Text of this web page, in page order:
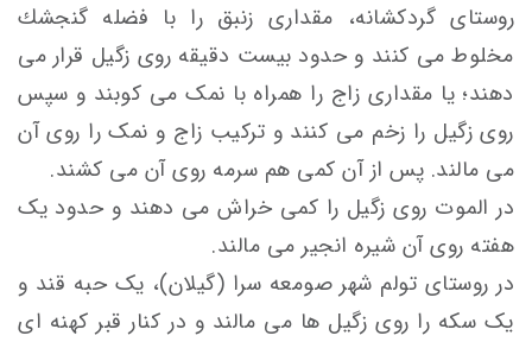
روستای گردكشانه، مقداری زنبق را با فضله گنجشك
مخلوط می کنند و حدود بيست دقيقه روی زگيل قرار می
دهند؛ یا مقداری زاج را همراه با نمک می كوبند و سپس
روی زگيل را زخم می کنند و ترکیب زاج و نمک را روی آن
می مالند. پس از آن كمی هم سرمه روی آن می كشند.
در الموت روی زگیل را کمی خراش می دهند و حدود یک
هفته روی آن شیره انجیر می مالند.
در روستای تولم شهر صومعه سرا (گیلان)، يک حبه قند و
یک سکه را روی زگيل ها می مالند و در كنار قبر كهنه ای